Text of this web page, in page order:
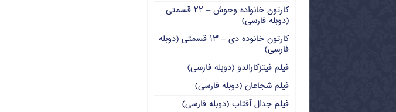
کارتون خانواده وحوش – ۲۲ قسمتی
(دوبله فارسی)
کارتون خانوده دی – ۱۳ قسمتی (دوبله
فارسی)
فیلم فیتزکارالدو (دوبله فارسی)
فیلم شجاعان (دوبله فارسی)
فیلم جدال آفتاب (دوبله فارسی)